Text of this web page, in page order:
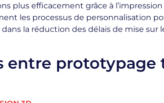
plus efficacement grâce à
les processus de personnalisation
la réduction des délais de mise
entre